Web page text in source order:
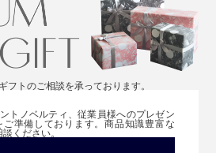
フトのご相談を承っております。
トノベルティ、従業員様へのプレゼン
準備しております。商品知識豊富な
談ください。